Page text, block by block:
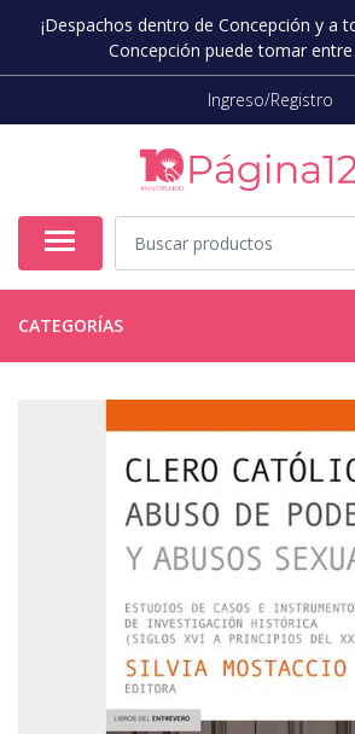
¡Despachos dentro de Concepción y a
Concepción puede tomar
Ingreso/Registro
CATEGORÍAS